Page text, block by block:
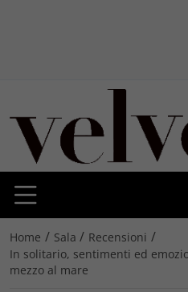
Home / Sala / Recensioni /
In solitario, sentimenti ed
mezzo al mare